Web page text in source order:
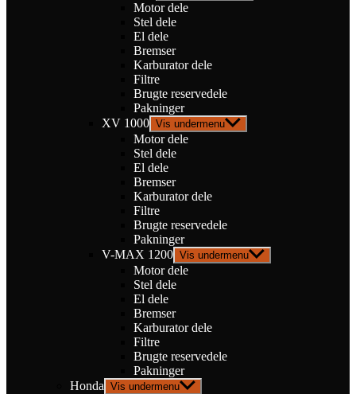
Motor dele
Stel dele
El dele
Bremser
Karburator dele
Filtre
Brugte reservedele
Pakninger
XV 1000 Vis undermenu
Motor dele
Stel dele
El dele
Bremser
Karburator dele
Filtre
Brugte reservedele
Pakninger
V-MAX 1200 Vis undermenu
Motor dele
Stel dele
El dele
Bremser
Karburator dele
Filtre
Brugte reservedele
Pakninger
Honda Vis undermenu